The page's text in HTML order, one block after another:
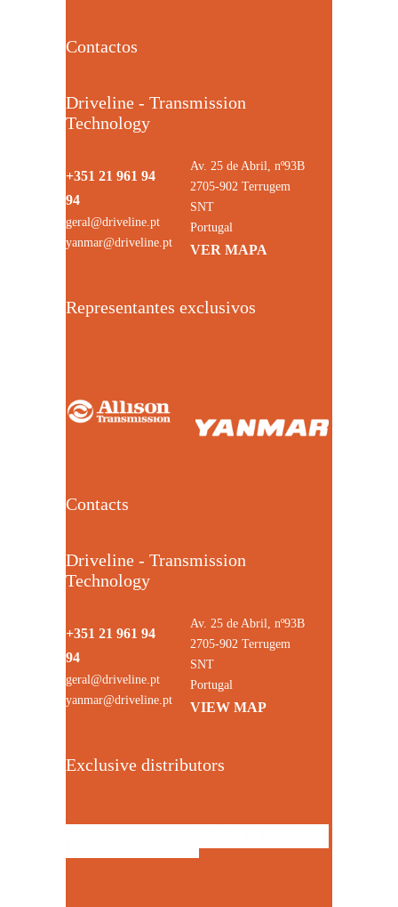
Contactos
Driveline - Transmission
Technology
+351 21 961 94
94
geral@driveline.pt
yanmar@driveline.pt
Av. 25 de Abril, nº93B
2705-902 Terrugem
SNT
Portugal
VER MAPA
Representantes exclusivos
Contacts
Driveline - Transmission
Technology
+351 21 961 94
94
geral@driveline.pt
yanmar@driveline.pt
Av. 25 de Abril, nº93B
2705-902 Terrugem
SNT
Portugal
VIEW MAP
Exclusive distributors